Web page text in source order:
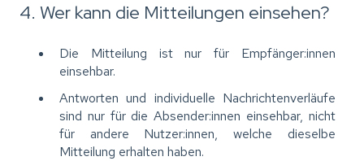
4. Wer kann die Mitteilungen einsehen?
Die Mitteilung ist nur für Empfänger:innen
einsehbar.
Antworten und individuelle Nachrichtenverläufe
sind nur für die Absender:innen einsehbar, nicht
für andere Nutzer:innen, welche dieselbe
Mitteilung erhalten haben.